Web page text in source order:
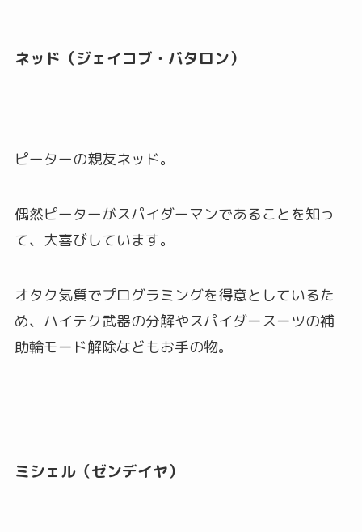
ネッド（ジェイコブ・バタロン）
ピーターの親友ネッド。
偶然ピーターがスパイダーマンであることを知っ
て、大喜びしています。
オタク気質でプログラミングを得意としているた
め、ハイテク武器の分解やスパイダースーツの補
助輪モード解除などもお手の物。
ミシェル（ゼンデイヤ）